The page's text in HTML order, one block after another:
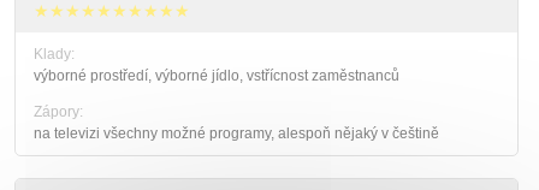
★★★★★★★★★★
Klady:
výborné prostředí, výborné jídlo, vstřícnost zaměstnanců
Zápory:
na televizi všechny možné programy, alespoň nějaký v češtině